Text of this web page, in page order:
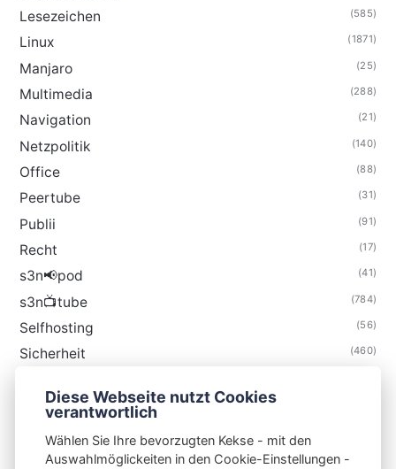
Lesezeichen (585)
Linux (1871)
Manjaro (25)
Multimedia (288)
Navigation (21)
Netzpolitik (140)
Office (88)
Peertube (31)
Publii (91)
Recht (17)
s3n📢pod (41)
s3n📺tube (784)
Selfhosting (56)
Sicherheit (460)
Thunderbird
Diese Webseite nutzt Cookies
verantwortlich
Wählen Sie Ihre bevorzugten Kekse - mit den
Auswahlmöglickeiten in den Cookie-Einstellungen -